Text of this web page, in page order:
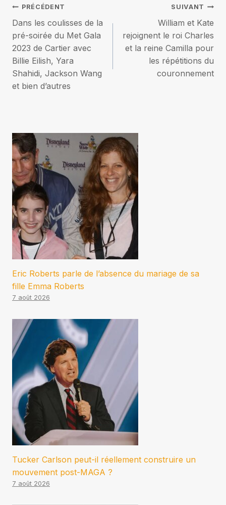
Navigation
de
l’article
PRÉCÉDENT
Dans les coulisses de la
pré-soirée du Met Gala
2023 de Cartier avec
Billie Eilish, Yara
Shahidi, Jackson Wang
et bien d’autres
SUIVANT
William et Kate
rejoignent le roi Charles
et la reine Camilla pour
les répétitions du
couronnement
Eric Roberts parle de l’absence du mariage de sa
fille Emma Roberts
7 août 2026
Tucker Carlson peut-il réellement construire un
mouvement post-MAGA ?
7 août 2026